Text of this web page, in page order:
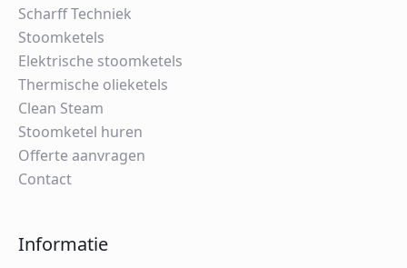
Scharff Techniek
Stoomketels
Elektrische stoomketels
Thermische olieketels
Clean Steam
Stoomketel huren
Offerte aanvragen
Contact
Informatie